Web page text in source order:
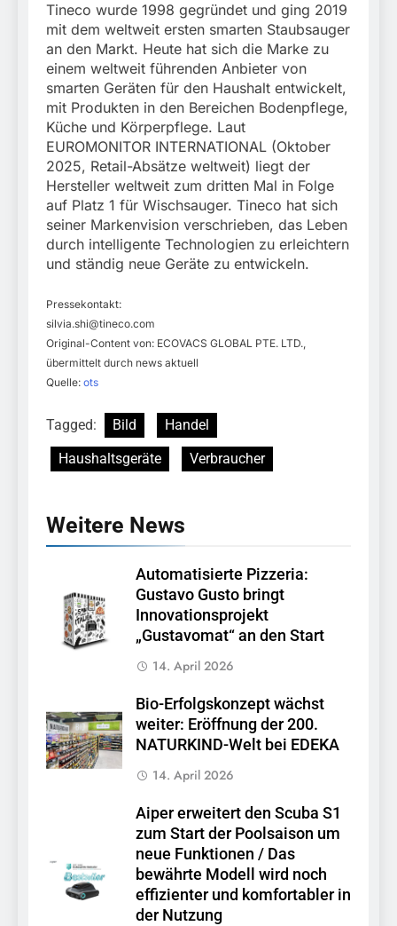
Tineco wurde 1998 gegründet und ging 2019
mit dem weltweit ersten smarten Staubsauger
an den Markt. Heute hat sich die Marke zu
einem weltweit führenden Anbieter von
smarten Geräten für den Haushalt entwickelt,
mit Produkten in den Bereichen Bodenpflege,
Küche und Körperpflege. Laut
EUROMONITOR INTERNATIONAL (Oktober
2025, Retail-Absätze weltweit) liegt der
Hersteller weltweit zum dritten Mal in Folge
auf Platz 1 für Wischsauger. Tineco hat sich
seiner Markenvision verschrieben, das Leben
durch intelligente Technologien zu erleichtern
und ständig neue Geräte zu entwickeln.
Pressekontakt:
silvia.shi@tineco.com
Original-Content von: ECOVACS GLOBAL PTE. LTD.,
übermittelt durch news aktuell
Quelle: ots
Tagged: Bild
Handel
Haushaltsgeräte
Verbraucher
Weitere News
Automatisierte Pizzeria:
Gustavo Gusto bringt
Innovationsprojekt
„Gustavomat“ an den Start
14. April 2026
Bio-Erfolgskonzept wächst
weiter: Eröffnung der 200.
NATURKIND-Welt bei EDEKA
14. April 2026
Aiper erweitert den Scuba S1
zum Start der Poolsaison um
neue Funktionen / Das
bewährte Modell wird noch
effizienter und komfortabler in
der Nutzung